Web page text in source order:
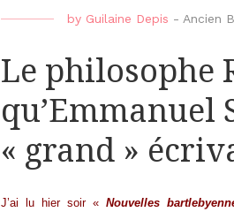
by Guilaine Depis - Ancien
Le philosophe
qu’Emmanuel
« grand »
J’ai lu hier soir « Nouvelles